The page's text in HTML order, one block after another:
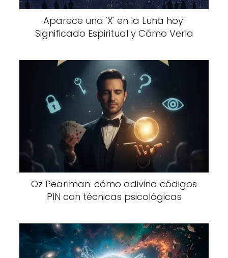
Aparece una 'X' en la Luna hoy:
Significado Espiritual y Cómo Verla
Oz Pearlman: cómo adivina códigos
PIN con técnicas psicológicas